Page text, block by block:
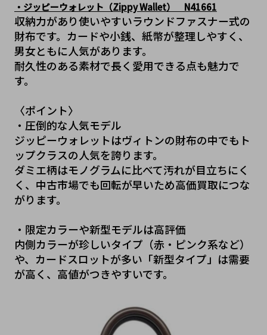
・ジッピーウォレット（Zippy Wallet）　N41661
収納力があり使いやすいラウンドファスナー式の
財布です。カードや小銭、紙幣が整理しやすく、
男女ともに人気があります。
耐久性のある素材で長く愛用できる点も魅力で
す。
〈ポイント〉
・圧倒的な人気モデル
ジッピーウォレットはヴィトンの財布の中でもト
ップクラスの人気を誇ります。
ダミエ柄はモノグラムに比べて汚れが目立ちにく
く、中古市場でも回転が早いため高価買取につな
がります。
・限定カラーや新型モデルは高評価
内側カラーが珍しいタイプ（赤・ピンク系など）
や、カードスロットが多い「新型タイプ」は需要
が高く、高値がつきやすいです。